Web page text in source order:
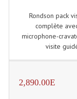
Rondson pack
complète
microphone-
visite
2,890.00E